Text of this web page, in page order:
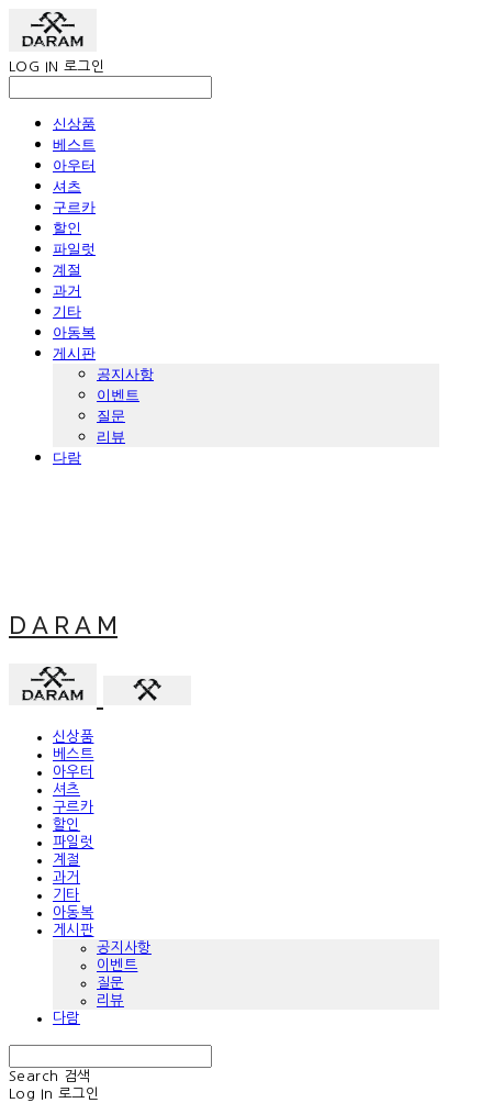
LOG IN 로그인
신상품
베스트
아우터
셔츠
구르카
할인
파일럿
계절
과거
기타
아동복
게시판
공지사항
이벤트
질문
리뷰
다람
D A R A M
신상품
베스트
아우터
셔츠
구르카
할인
파일럿
계절
과거
기타
아동복
게시판
공지사항
이벤트
질문
리뷰
다람
Search
검색
Log In 로그인